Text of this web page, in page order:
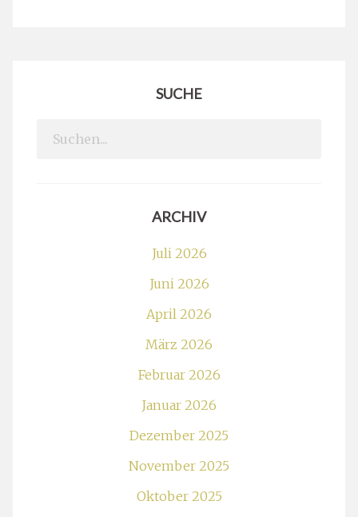
SUCHE
Search
ARCHIV
Juli 2026
Juni 2026
April 2026
März 2026
Februar 2026
Januar 2026
Dezember 2025
November 2025
Oktober 2025